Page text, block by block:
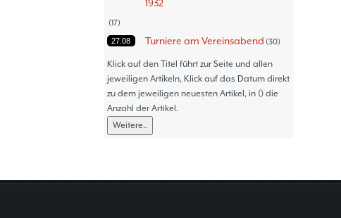
1932
17
27.08 Turniere am Vereinsabend 30
30.06 Turniere 47
08.06 Thommy´s Isolani 57
05.06 Schach - Wo wir aktiv sind! 18
11.05 Bezirksturniere
05.05 Frauenmannschaft
Klick auf den Titel führt zur Seite und allen
jeweiligen Artikeln, Klick auf das Datum direkt
zu dem jeweiligen neuesten Artikel, in () die
Anzahl der Artikel.
Weitere..